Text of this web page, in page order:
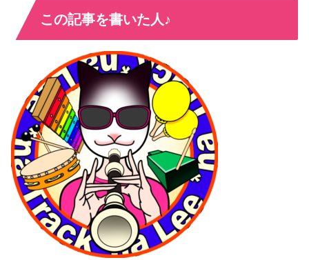
この記事を書いた人♪